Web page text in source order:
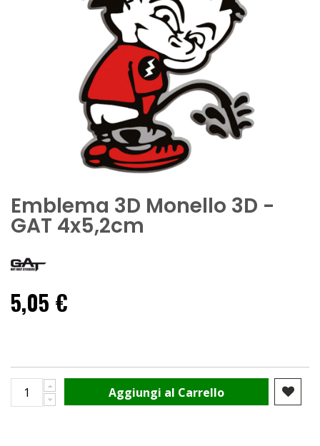
Emblema 3D Monello 3D -
GAT 4x5,2cm
5,05 €
Aggiungi al Carrello